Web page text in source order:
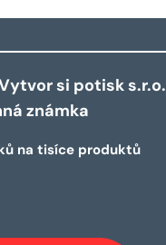
si potisk s.r.o.
známka
na tisíce produktů